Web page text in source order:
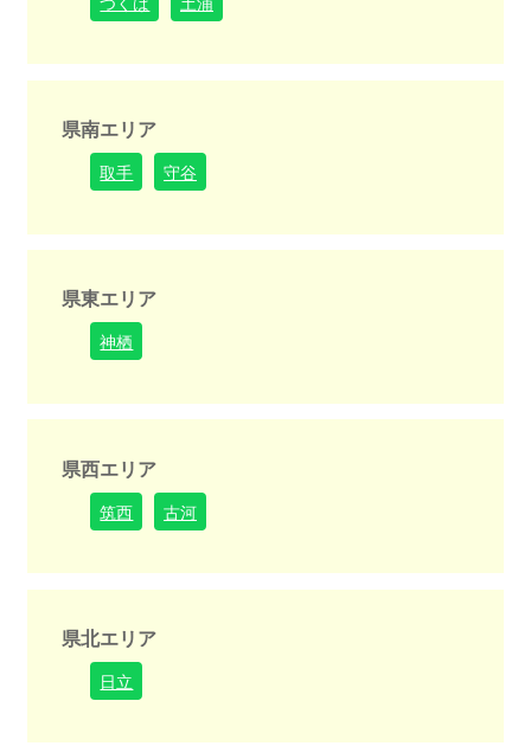
県南エリア
取手 守谷
県東エリア
神栖
県西エリア
筑西 古河
県北エリア
日立